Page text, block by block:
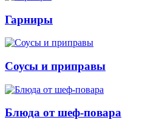
Гарниры
Соусы и приправы
Блюда от шеф-повара